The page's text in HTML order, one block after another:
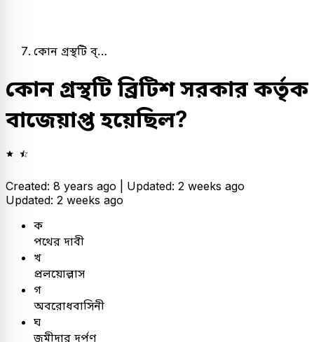
কোন গ্রস্থটি ব্…
কোন গ্রস্থটি ব্রিটিশ সরকার কর্তৃক
বাজেয়াপ্ত হয়েছিল?
Created: 8 years ago | Updated: 2 weeks ago
Updated: 2 weeks ago
ক
পথের দাবী
খ
প্রলয়োল্লাস
গ
অবরোধবাসিনী
ঘ
জমীদার দর্পণ